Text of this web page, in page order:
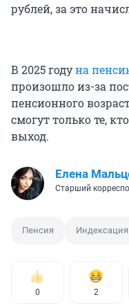
рублей, за это
В 2025 годуна
произошло из-за
пенсионного
смогут только те,
выход.
Елена
Старший
Пенсия Индексация
0 2